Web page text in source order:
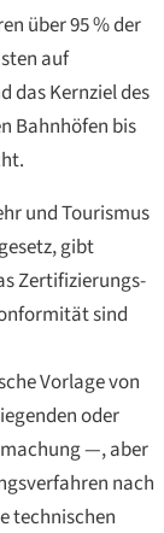
über 95 % der
auf
das Kernziel des
Bahnhöfen bis
und Tourismus
gibt
Zertifizierungs-
sind
Vorlage von
oder
—, aber
nach
technischen